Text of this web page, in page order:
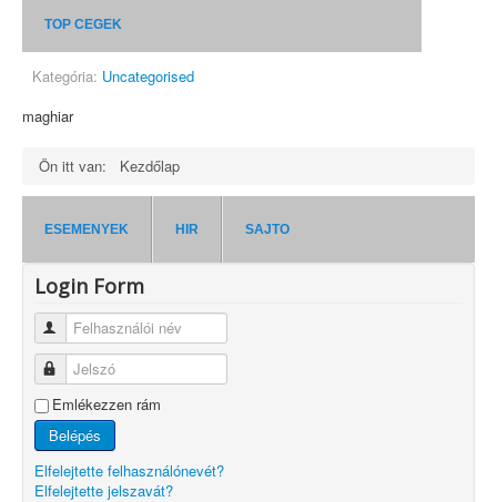
TOP CEGEK
Kategória: Uncategorised
maghiar
Ön itt van: Kezdőlap
ESEMENYEK HIR SAJTO
Login Form
Felhasználói név
Jelszó
Emlékezzen rám
Belépés
Elfelejtette felhasználónevét?
Elfelejtette jelszavát?